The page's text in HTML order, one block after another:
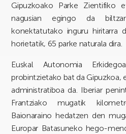
Gipuzkoako Parke Zientifiko
nagusian egingo da
konektatutako inguru hiritarra
horietatik, 65 parke naturala dira.
Euskal Autonomia
probintzietako bat da Gipuzkoa,
administratiboa da. Iberiar
Frantziako mugatik
Baionaraino hedatzen den
Europar Batasuneko hego-